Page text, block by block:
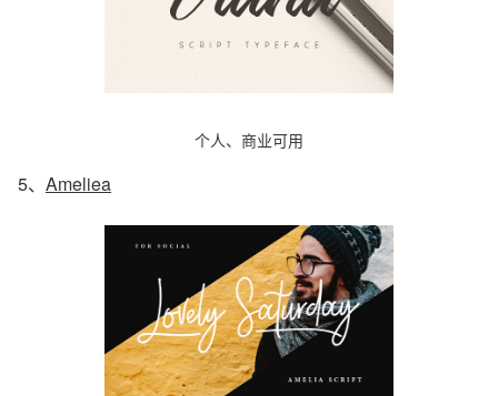
个人、商业可用
5、 Ameliea